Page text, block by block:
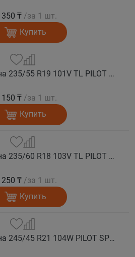
350 ₸ /за 1 шт.
Купить
MICHELIN Автошина 235/55 R19 101V TL PILOT SPORT 4 SUV лето
150 ₸ /за 1 шт.
Купить
MICHELIN Автошина 235/60 R18 103V TL PILOT SPORT 4 SUV лето
250 ₸ /за 1 шт.
Купить
MICHELIN Автошина 245/45 R21 104W PILOT SPORT 4 SUV лето